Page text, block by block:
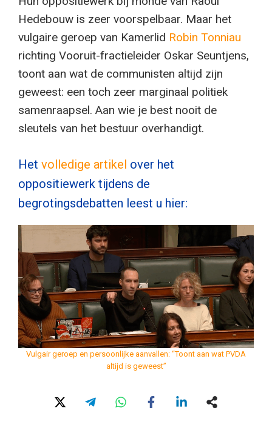
Hedebouw is zeer voorspelbaar. Maar het
vulgaire geroep van Kamerlid Robin Tonniau
richting Vooruit-fractieleider Oskar Seuntjens,
toont aan wat de communisten altijd zijn
geweest: een toch zeer marginaal politiek
samenraapsel. Aan wie je best nooit de
sleutels van het bestuur overhandigt.
Het volledige artikel over het
oppositiewerk tijdens de
begrotingsdebatten leest u hier:
Vulgair geroep en persoonlijke aanvallen: “Toont aan wat PVDA
altijd is geweest”